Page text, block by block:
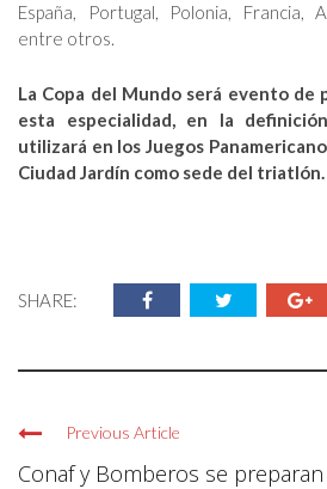
España, Portugal, Polonia, Francia,
entre otros.
La Copa del Mundo será evento de
esta especialidad, en la
utilizará en los Juegos
Ciudad Jardín como sede del triatlón.
SHARE:
Previous Article
Conaf y Bomberos se